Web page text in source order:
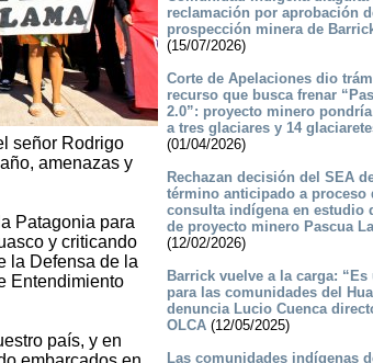
señor Rodrigo
amenazas y
Patagonia para
y criticando
la Defensa de la
Entendimiento
país, y en
reclamación por aprobación
prospección minera de
(15/07/2026)
Corte de Apelaciones dio
recurso que busca frenar
2.0”: proyecto minero
a tres glaciares y 14
(01/04/2026)
Rechazan decisión del SEA
término anticipado a proceso
consulta indígena en estudio
de proyecto minero Pascua
(12/02/2026)
Barrick vuelve a la carga:
para las comunidades del
denuncia Lucio Cuenca
OLCA(12/05/2025)
Las comunidades indígenas